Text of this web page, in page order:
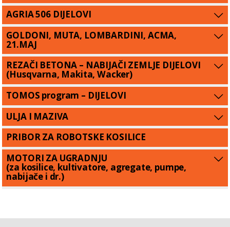
AGRIA 506 DIJELOVI
GOLDONI, MUTA, LOMBARDINI, ACMA,
21.MAJ
REZAČI BETONA – NABIJAČI ZEMLJE DIJELOVI
(Husqvarna, Makita, Wacker)
TOMOS program – DIJELOVI
ULJA I MAZIVA
PRIBOR ZA ROBOTSKE KOSILICE
MOTORI ZA UGRADNJU
(za kosilice, kultivatore, agregate, pumpe,
nabijače i dr.)